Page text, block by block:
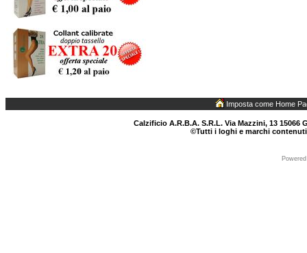
Imposta come Home
Calzificio A.R.B.A. S.R.L. Via Mazzini, 13 15066
©Tutti i loghi e marchi